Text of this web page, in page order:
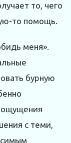
то, чего
то помощь.
меня».
бурную
ощущения
с теми,